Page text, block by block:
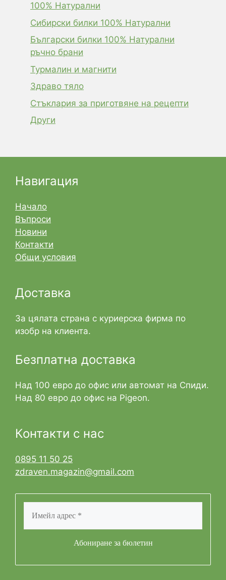
100% Натурални
Сибирски билки 100% Натурални
Български билки 100% Натурални
ръчно брани
Турмалин и магнити
Здраво тяло
Стъклария за приготвяне на рецепти
Други
Навигация
Начало
Въпроси
Новини
Контакти
Общи условия
Доставка
За цялата страна с куриерска фирма по
изобр на клиента.
Безплатна доставка
Над 100 евро до офис или автомат на Спиди.
Над 80 евро до офис на Pigeon.
Контакти с нас
0895 11 50 25
zdraven.magazin@gmail.com